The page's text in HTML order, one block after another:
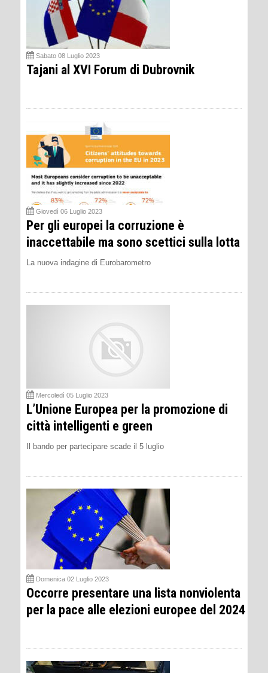
Sabato 08 Luglio 2023
Tajani al XVI Forum di Dubrovnik
Giovedì 06 Luglio 2023
Per gli europei la corruzione è
inaccettabile ma sono scettici sulla lotta
La nuova indagine di Eurobarometro
Mercoledì 05 Luglio 2023
L’Unione Europea per la promozione di
città intelligenti e green
Il bando per partecipare scade il 5 luglio
Domenica 02 Luglio 2023
Occorre presentare una lista nonviolenta
per la pace alle elezioni europee del 2024